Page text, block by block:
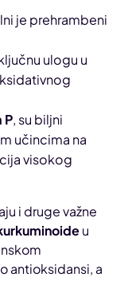
je prehrambeni
ulogu u
P, su biljni
učincima na
visokog
i druge važne
u
antioksidansi, a